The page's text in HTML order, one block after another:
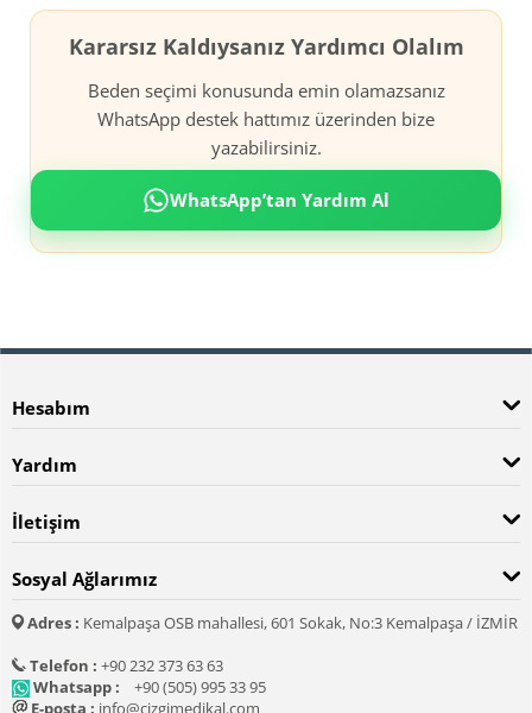
Kararsız Kaldıysanız Yardımcı Olalım
Beden seçimi konusunda emin olamazsanız
WhatsApp destek hattımız üzerinden bize
yazabilirsiniz.
WhatsApp’tan Yardım Al
Hesabım
Yardım
İletişim
Sosyal Ağlarımız
Adres : Kemalpaşa OSB mahallesi, 601 Sokak, No:3 Kemalpaşa / İZMİR
Telefon : +90 232 373 63 63
Whatsapp :
+90 (505) 995 33 95
E-posta : info@cizgimedikal.com